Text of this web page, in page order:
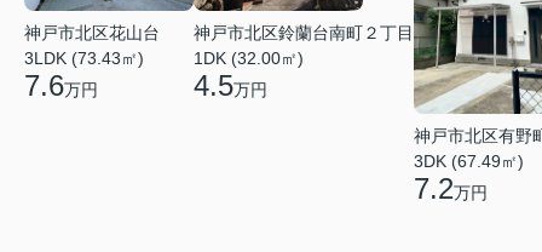
神戸市北区花山台
3LDK (73.43㎡)
7.6万円
神戸市北区鈴蘭台南町２丁目
1DK (32.00㎡)
4.5万円
神戸市北区有野
3DK (67.49㎡)
7.2万円